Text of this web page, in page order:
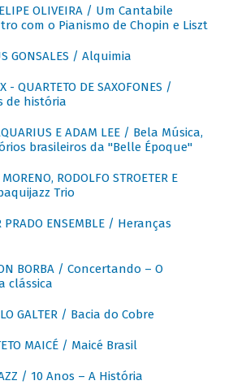
OLIVEIRA / Um Cantabile
com o Pianismo de Chopin e Liszt
GONSALES / Alquimia
- QUARTETO DE SAXOFONES /
de história
E ADAM LEE / Bela Música,
brasileiros da "Belle Époque"
RODOLFO STROETER E
Trio
PRADO ENSEMBLE / Heranças
BORBA / Concertando – O
clássica
GALTER / Bacia do Cobre
MAICÉ / Maicé Brasil
/ 10 Anos – A História